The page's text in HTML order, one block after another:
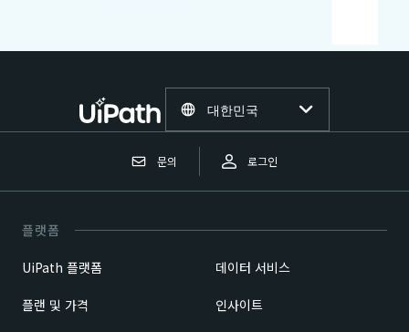
문의 로그인
대한민국
플랫폼
UiPath 플랫폼
플랜 및 가격
데이터 서비스
인사이트